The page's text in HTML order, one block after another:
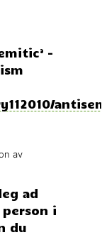
–
av
ad
i
du